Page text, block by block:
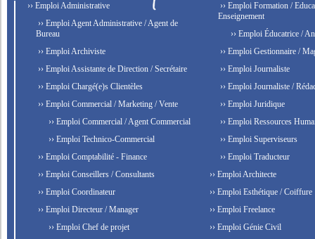
›› Emploi Administrative
›› Emploi Agent Administrative / Agent de
Bureau
›› Emploi Archiviste
›› Emploi Assistante de Direction / Secrétaire
›› Emploi Chargé(e)s Clientèles
›› Emploi Commercial / Marketing / Vente
›› Emploi Commercial / Agent Commercial
›› Emploi Technico-Commercial
›› Emploi Comptabilité - Finance
›› Emploi Conseillers / Consultants
›› Emploi Coordinateur
›› Emploi Directeur / Manager
›› Emploi Chef de projet
›› Emploi Formation /
Enseignement
›› Emploi Éducatrice /
›› Emploi Gestionnaire /
›› Emploi Journaliste
›› Emploi Journaliste /
›› Emploi Juridique
›› Emploi Ressources
›› Emploi Superviseurs
›› Emploi Traducteur
›› Emploi Architecte
›› Emploi Esthétique / Coiffure
›› Emploi Freelance
›› Emploi Génie Civil